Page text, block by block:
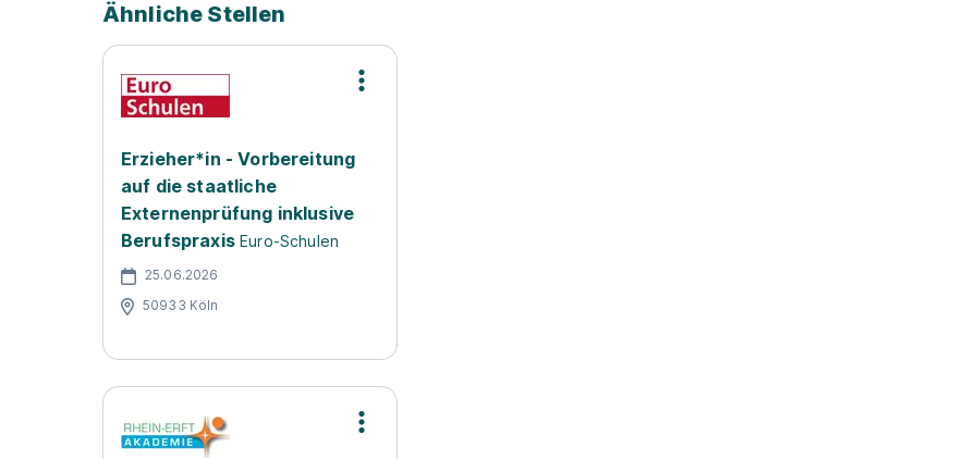
Ähnliche Stellen
Erzieher*in - Vorbereitung
auf die staatliche
Externenprüfung inklusive
Berufspraxis Euro-Schulen
25.06.2026
50933 Köln